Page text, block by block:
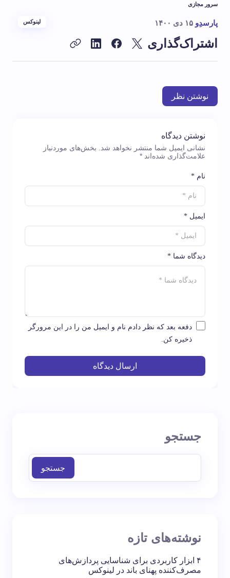
سرور مجازی
پارسدِو ۱۵ دی ۱۴۰۰ لینوکس
اشتراک‌گذاری
نوشتن نظر
نوشتن دیدگاه
نشانی ایمیل شما منتشر نخواهد شد. بخش‌های موردنیاز
علامت‌گذاری شده‌اند *
دیدگاه شما *
نام *
ایمیل *
دفعه بعد که نظر دادم نام و ایمیل من را در این مرورگر
ذخیره کن.
ارسال دیدگاه
جستجو
جستجو
نوشته‌های تازه
۴ ابزار کاربردی برای شناسایی پردازش‌های
مصرف‌کننده پهنای باند در لینوکس